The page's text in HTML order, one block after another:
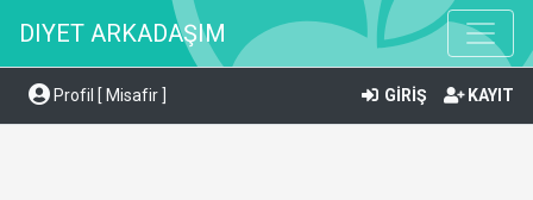
DIYET ARKADAŞIM
Profil [ Misafir ] GİRİŞ KAYIT